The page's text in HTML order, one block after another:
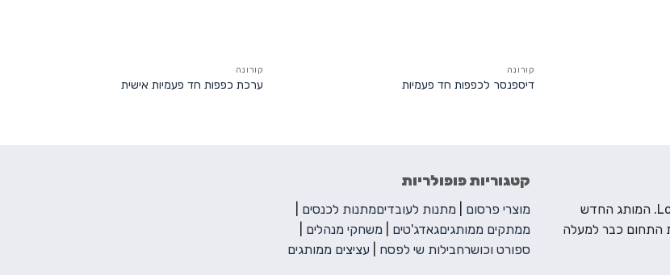
קורונה
דיספנסר לכפפות חד פעמיות
קורונה
ערכת כפפות חד פעמיות אישית
ברוכים הבאים ל- LogoGift. המותג החדש
התחום כבר למעלה
קטגוריות פופולריות
מוצרי פרסום מתנות לעובדיםמתנות לכנסים
ממתקים ממותגיםגאדג'טים משחקי מנהלים
ספורט וכושרחבילות שי לפסח עציצים ממותגים